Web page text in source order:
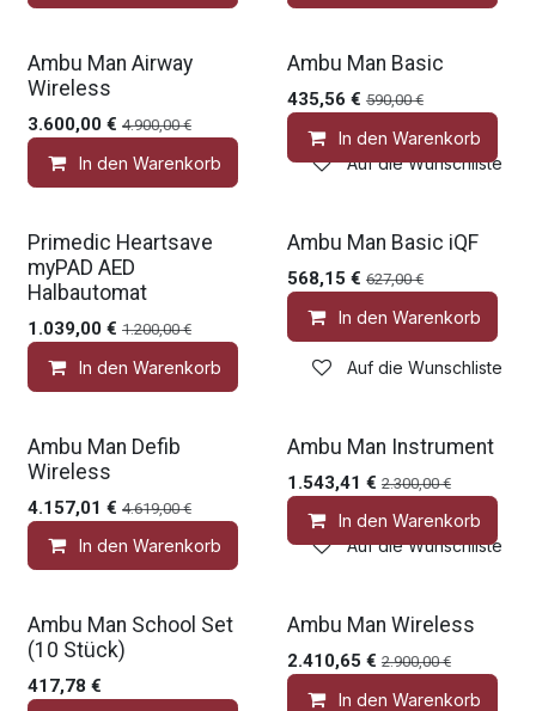
Gratis Zubehör
Ambu Man Airway
Wireless
3.600,00 € 4.900,00€
In den Warenkorb Auf die Wunschliste
Gratis Zubehör
Ambu Man Basic
435,56 € 590,00€
In den Warenkorb
Gratis Zubehör
Primedic Heartsave
myPAD AED
Halbautomat
1.039,00 € 1.200,00€
In den Warenkorb Auf die Wunschliste
Gratis Zubehör
Ambu Man Basic iQF
568,15 € 627,00€
In den Warenkorb
Gratis Zubehör
Ambu Man Defib
Wireless
4.157,01 € 4.619,00€
In den Warenkorb Auf die Wunschliste
Gratis Zubehör
Ambu Man Instrument
1.543,41 € 2.300,00€
In den Warenkorb
Gratis Zubehör
Ambu Man School Set
(10 Stück)
417,78 € Gratis Zubehör
Ambu Man Wireless
2.410,65 € 2.900,00€
In den Warenkorb